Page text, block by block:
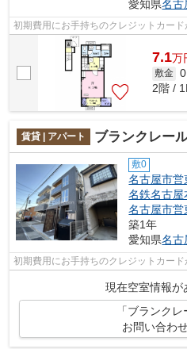
愛知県名古
初期費用にお手持ちのクレジットカー
7.1万
敷金
2階 /
賃貸 | アパート ブランクレー
敷0
名古屋市営
名鉄名古屋
名古屋市営
築1年
愛知県名古
初期費用にお手持ちのクレジットカー
現在空室情報が
「ブランク
お問い合わ